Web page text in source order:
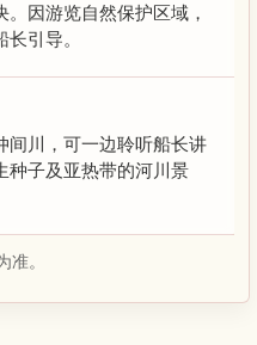
因游览自然保护区域，
引导。
间川，可一边聆听船长讲
种子及亚热带的河川景
准。